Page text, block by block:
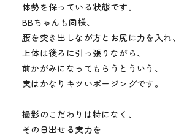
体勢を保っている状態です。
BBちゃんも同様、
腰を突き出しなが方とお尻に力を入れ、
上体は後ろに引っ張りながら、
前かがみになってもらうとういう、
実はかなりキツいポージングです。
撮影のこだわりは特になく、
その日出せる実力を